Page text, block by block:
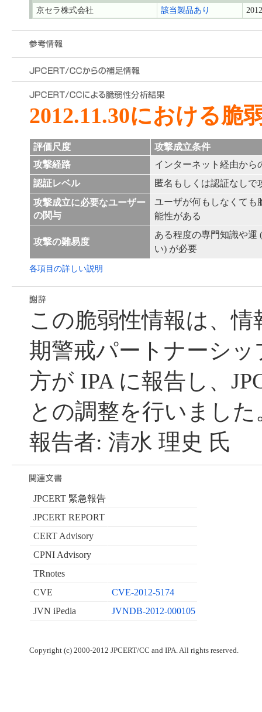
京セラ株式会社 該当製品あり
2012.11.30における脆
評価尺度
攻撃成立条件
攻撃経路
インターネット経由から
認証レベル
匿名もしくは認証なしで
攻撃成立に必要なユーザー
の関与
ユーザが何もしなくても
能性がある
攻撃の難易度
ある程度の専門知識や運
い) が必要
各項目の詳しい説明
この脆弱性情報は、
期警戒パートナーシ
方が IPA に報告し、
との調整を行いました
報告者: 清水 理史 氏
JPCERT 緊急報告
JPCERT REPORT
CERT Advisory
CPNI Advisory
TRnotes
CVE
CVE-2012-5174
JVN iPedia
JVNDB-2012-000105
Copyright (c) 2000-2012 JPCERT/CC and IPA. All rights reserved.